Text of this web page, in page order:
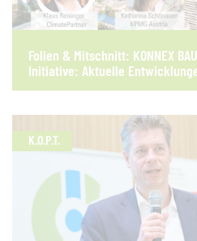
Folien & Mitschnitt: KONNEX
Initiative: Aktuelle
K.O.P.T.